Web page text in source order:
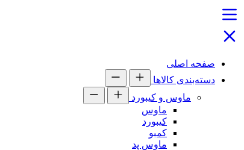
صفحه اصلی
دسته‌بندی کالاها
ماوس و کیبورد
ماوس
کیبورد
کمبو
ماوس پد